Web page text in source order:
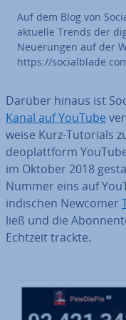
Auf dem Blog von
aktuelle Trends der
Neue­run­gen auf der
https://
Darüber hinaus ist
Kanal auf YouTube
wei­se Kurz-Tutorials
deo­platt­form
im Oktober 2018
Nummer eins auf
indischen Newcomer
ließ und die
Echtzeit trackte.